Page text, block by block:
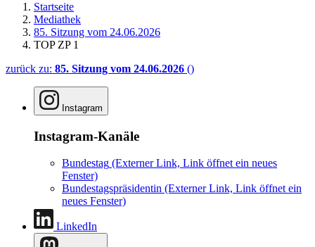
Startseite
Mediathek
85. Sitzung vom 24.06.2026
TOP ZP 1
zurück zu: 85. Sitzung vom 24.06.2026 ()
Instagram
Instagram-Kanäle
Bundestag (Externer Link, Link öffnet ein neues
Fenster)
Bundestagspräsidentin (Externer Link, Link öffnet ein
neues Fenster)
LinkedIn